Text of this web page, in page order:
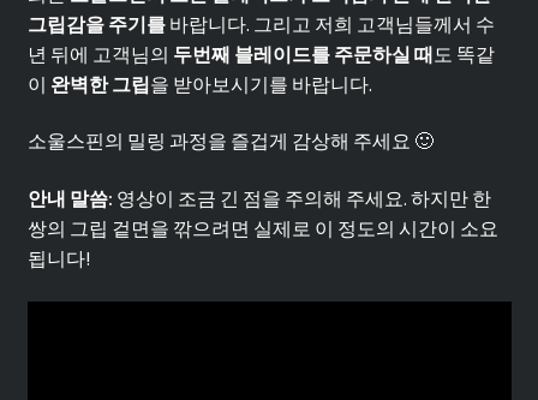
그립감을 주기를 바랍니다. 그리고 저희 고객님들께서 수
년 뒤에 고객님의 두번째 블레이드를 주문하실 때 도 똑같
이 완벽한 그립을 받아보시기를 바랍니다.
소울스핀의 밀링 과정을 즐겁게 감상해 주세요 🙂
안내 말씀: 영상이 조금 긴 점을 주의해 주세요. 하지만 한
쌍의 그립 겉면을 깎으려면 실제로 이 정도의 시간이 소요
됩니다!